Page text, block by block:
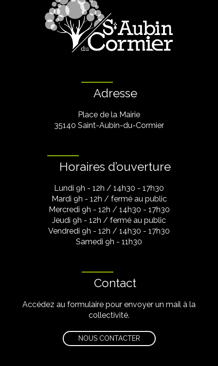
Adresse
Place de la Mairie
35140 Saint-Aubin-du-Cormier
Horaires d’ouverture
Lundi 9h - 12h / 14h30 - 17h30
Mardi 9h - 12h / fermé au public
Mercredi 9h - 12h / 14h30 - 17h30
Jeudi 9h - 12h / fermé au public
Vendredi 9h - 12h / 14h30 - 17h30
Samedi 9h - 11h30
Contact
Accédez au formulaire pour envoyer un mail à la
collectivité.
NOUS CONTACTER